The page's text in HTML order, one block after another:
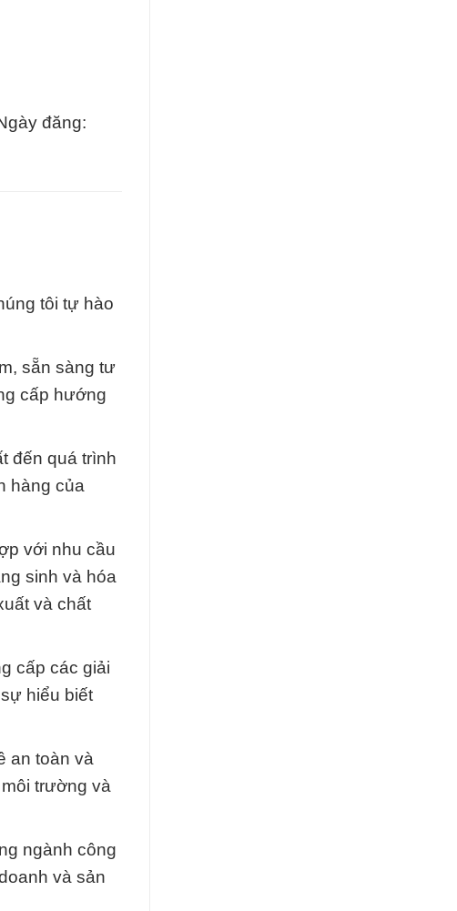
đăng:
tôi tự hào
sẵn sàng tư
cấp hướng
đến quá trình
hàng của
với nhu cầu
sinh và hóa
và chất
cấp các giải
hiểu biết
an toàn và
trường và
ngành công
và sản